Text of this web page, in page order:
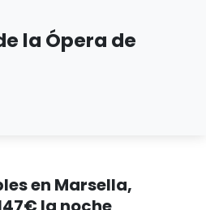
la Ópera de
en Marsella,